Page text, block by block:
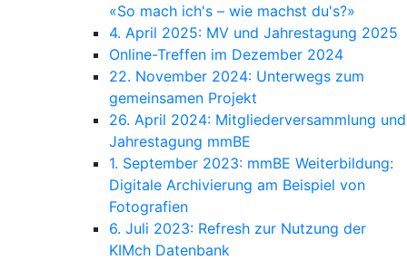
«So mach ich's – wie machst du's?»
4. April 2025: MV und Jahrestagung 2025
Online-Treffen im Dezember 2024
22. November 2024: Unterwegs zum
gemeinsamen Projekt
26. April 2024: Mitgliederversammlung und
Jahrestagung mmBE
1. September 2023: mmBE Weiterbildung:
Digitale Archivierung am Beispiel von
Fotografien
6. Juli 2023: Refresh zur Nutzung der
KIMch Datenbank